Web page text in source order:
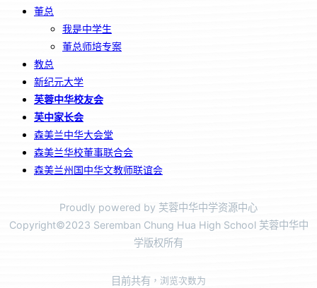
董总
我是中学生
董总师培专案
教总
新纪元大学
芙蓉中华校友会
芙中家长会
森美兰中华大会堂
森美兰华校董事联合会
森美兰州国中华文教师联谊会
Proudly powered by 芙蓉中华中学资源中心
Copyright©2023 Seremban Chung Hua High School 芙蓉中华中
学版权所有
目前共有 ，浏览次数为